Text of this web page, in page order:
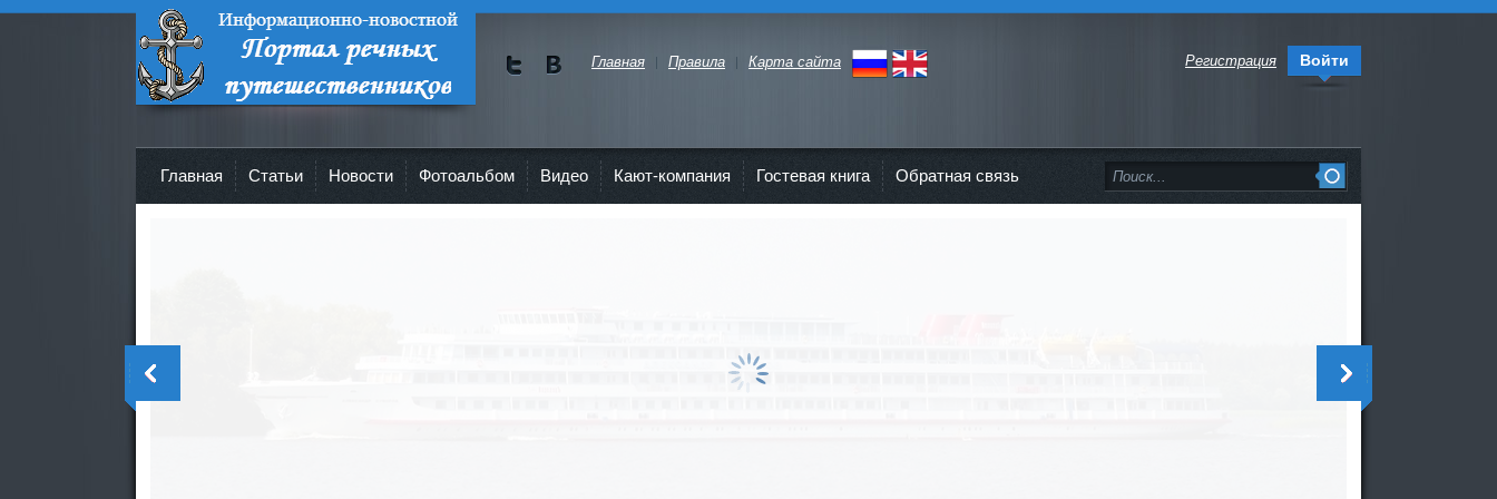
Портал речных путешественников -
Регистрация Войти
Главная Правила Карта сайта
Главная Cтатьи Новости Фотоальбом Видео Кают-компания Гостевая книга Обратная связь